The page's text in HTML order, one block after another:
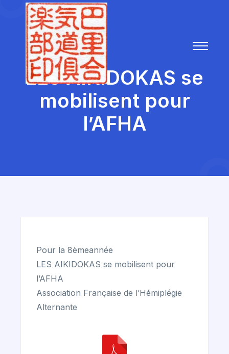
LES AIKIDOKAS se
mobilisent pour
l’AFHA
Pour la 8èmeannée
LES AIKIDOKAS se mobilisent pour
l’AFHA
Association Française de l’Hémiplégie
Alternante